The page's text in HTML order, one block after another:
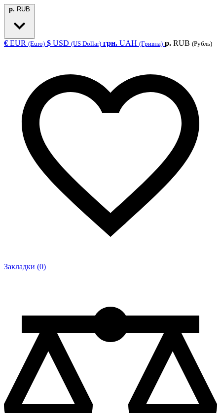
р. RUB
€ EUR (Euro) $ USD (US Dollar) грн. UAH (Гривна) р. RUB (Рубль)
Закладки (0)